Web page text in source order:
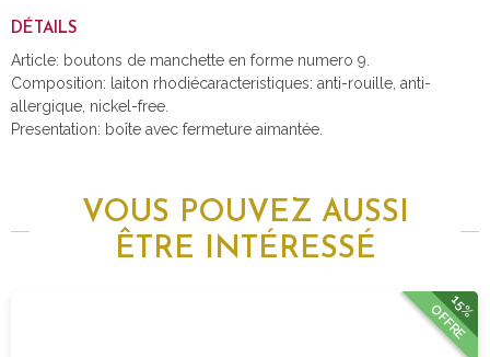
DÉTAILS
Article: boutons de manchette en forme numero 9.
Composition: laiton rhodiécaracteristiques: anti-rouille, anti-
allergique, nickel-free.
Presentation: boîte avec fermeture aimantée.
VOUS POUVEZ AUSSI
ÊTRE INTÉRESSÉ
15%
OFFRE